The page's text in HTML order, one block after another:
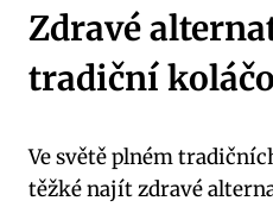
Zdravé
tradiční
Ve světě plném
těžké najít zdravé